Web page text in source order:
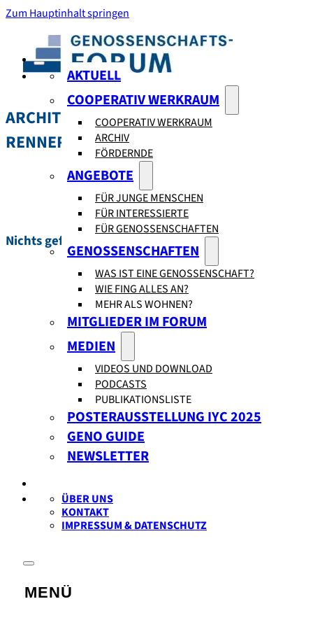
Zum Hauptinhalt springen
AKTUELL
COOPERATIV WERKRAUM
COOPERATIV WERKRAUM
ARCHIV
FÖRDERNDE
ANGEBOTE
FÜR JUNGE MENSCHEN
FÜR INTERESSIERTE
FÜR GENOSSENSCHAFTEN
GENOSSENSCHAFTEN
WAS IST EINE GENOSSENSCHAFT?
WIE FING ALLES AN?
MEHR ALS WOHNEN?
MITGLIEDER IM FORUM
MEDIEN
VIDEOS UND DOWNLOAD
PODCASTS
PUBLIKATIONSLISTE
POSTERAUSSTELLUNG IYC 2025
GENO GUIDE
NEWSLETTER
ÜBER UNS
KONTAKT
IMPRESSUM & DATENSCHUTZ
ARCHITEKTURSCHAFFENDE: PAUL
RENNER
Nichts gefunden.